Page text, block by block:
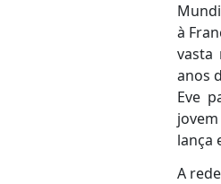
à
vasta
anos
Eve
lança
A